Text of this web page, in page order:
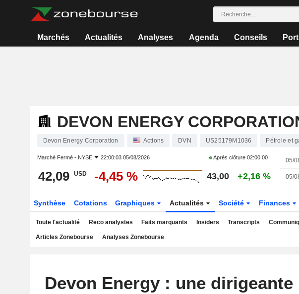
Marchés Actualités Analyses Agenda Conseils
DEVON ENERGY
Devon Energy Corporation Actions DVN US25179M1036 Pétrole et
Marché Fermé - NYSE 22:00:03 05/08/2026 Après clôture02:00:00
42,09 USD -4,45 % 43,00 +2,16 %
05/
05/
Synthèse Cotations Graphiques Actualités Société Finances
Toute l'actualité Reco analystes Faits marquants Insiders Transcripts
Articles Zonebourse Analyses Zonebourse
Devon Energy : une dirigeante